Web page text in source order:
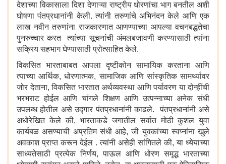
देशाच्या विकासाला दिशा देणाऱ्या राष्ट्रीय धोरणांचा भाग बनतील अशी
घोषणा पंतप्रधानांनी केली. त्यांनी तरुणांचे अभिनंदन केले आणि एक
लाख नवीन तरुणांना राजकारणात आणण्याच्या आपल्या वचनबद्धतेचा
पुनरुच्चार करत त्यांच्या सूचनांची अंमलबजावणी करण्यासाठी त्यांना
सक्रिय सहभाग घेण्यासाठी प्रोत्साहित केले.
विकसित भारताबाबत आपला दृष्टीकोन सामायिक करताना आणि
त्याच्या आर्थिक, धोरणात्मक, सामाजिक आणि सांस्कृतिक सामर्थ्यावर
जोर देताना, विकसित भारतात अर्थव्यवस्था आणि पर्यावरण या दोन्हींची
भरभराट होईल आणि चांगले शिक्षण आणि उत्पन्नाच्या अनेक संधी
उपलब्ध होतील असे उद्गार पंतप्रधानांनी काढले. पंतप्रधानांनी असे
अधोरेखित केले की, भारताकडे जगातील सर्वात मोठी कुशल युवा
कार्यबळ असण्याची अप्रतिम संधी आहे, जी युवकांच्या स्वप्नांना खुले
अवकाश प्राप्त करून देईल . त्यांनी असेही सांगितले की, या ध्येयाच्या
साध्यतेसाठी प्रत्येक निर्णय, पाऊल आणि धोरण समृद्ध भारताच्या